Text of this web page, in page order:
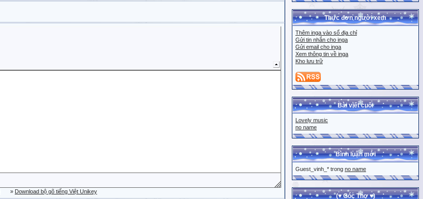
» Download bộ gõ tiếng Việt Unikey
Thực đơn người xem
Thêm inga vào sổ địa chỉ
Gửi tin nhắn cho inga
Gửi email cho inga
Xem thông tin về inga
Kho lưu trữ
Bài viết cuối
Lovely music
no name
Bình luận mới
Guest_vinh_* trong no name
(♥ Góc Thơ ♥)